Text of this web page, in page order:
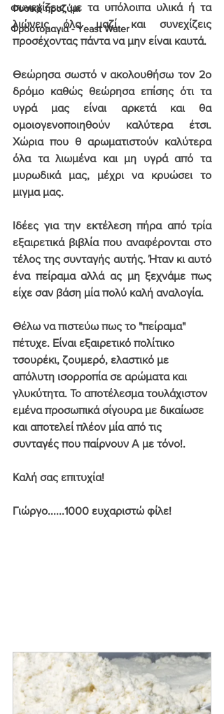
Φυσικό προζύμι
Φρουτομαγιά - Yeast Water
συνεχίζεις με τα υπόλοιπα υλικά ή τα
λιώνεις όλα μαζί και συνεχίζεις
προσέχοντας πάντα να μην είναι καυτά.
Θεώρησα σωστό ν ακολουθήσω τον 2ο
δρόμο καθώς θεώρησα επίσης ότι τα
υγρά μας είναι αρκετά και θα
ομοιογενοποιηθούν καλύτερα έτσι.
Χώρια που θ αρωματιστούν καλύτερα
όλα τα λιωμένα και μη υγρά από τα
μυρωδικά μας, μέχρι να κρυώσει το
μιγμα μας.
Ιδέες για την εκτέλεση πήρα από τρία
εξαιρετικά βιβλία που αναφέρονται στο
τέλος της συνταγής αυτής. Ήταν κι αυτό
ένα πείραμα αλλά ας μη ξεχνάμε πως
είχε σαν βάση μία πολύ καλή αναλογία.
Θέλω να πιστεύω πως το "πείραμα"
πέτυχε. Είναι εξαιρετικό πολίτικο
τσουρέκι, ζουμερό, ελαστικό με
απόλυτη ισορροπία σε αρώματα και
γλυκύτητα. Το αποτέλεσμα τουλάχιστον
εμένα προσωπικά σίγουρα με δικαίωσε
και αποτελεί πλέον μία από τις
συνταγές που παίρνουν Α με τόνο!.
Καλή σας επιτυχία!
Γιώργο......1000 ευχαριστώ φίλε!